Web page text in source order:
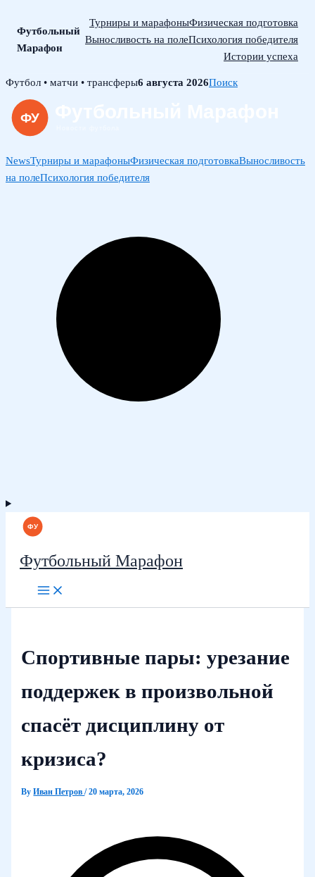
Футбольный
Марафон
Турниры и марафоныФизическая подготовка
Выносливость на полеПсихология победителя
Истории успеха
Skip
content
Футбол • матчи • трансферы6 августа 2026Поиск
NewsТурниры и марафоныФизическая подготовкаВыносливость
на полеПсихология победителя
Футбольный Марафон
Спортивные пары: урезание
поддержек в произвольной
спасёт дисциплину от
кризиса?
ByИван Петров/20 марта, 2026